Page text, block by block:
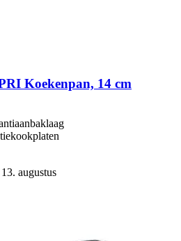
Koekenpan, 14 cm
augustus